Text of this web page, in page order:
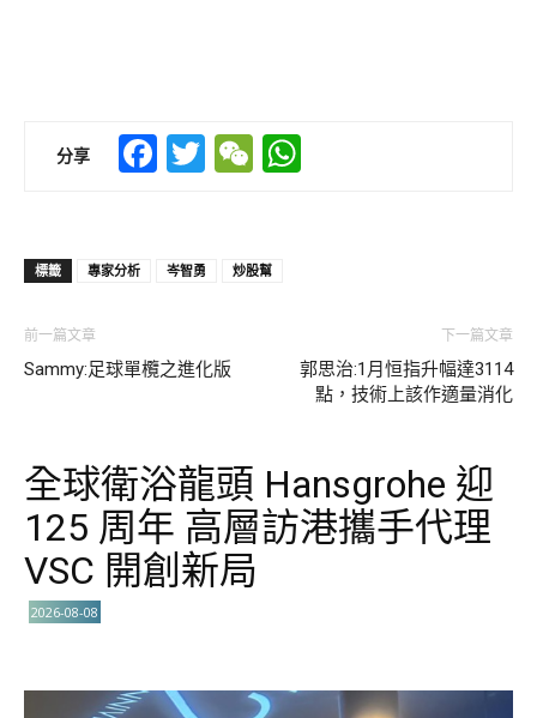
分享 Facebook
TwitterWeChat
標籤 專家分析 岑智勇 炒股幫
前一篇文章
Sammy:足球單欖之進化版
下一篇文章
郭思治:1月恒指升幅達3114
點，技術上該作適量消化
全球衛浴龍頭 Hansgrohe 迎
125 周年 高層訪港攜手代理
VSC 開創新局
2026-08-08